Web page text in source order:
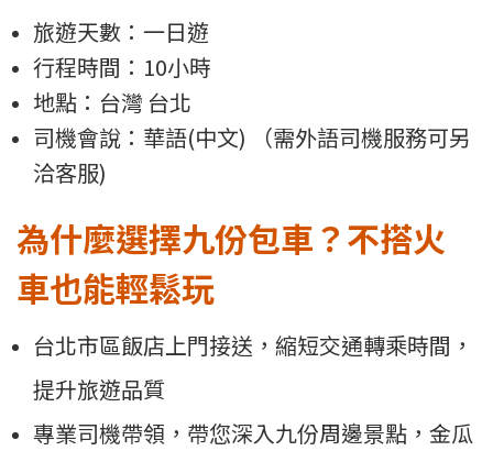
旅遊天數：一日遊
行程時間：10小時
地點：台灣 台北
司機會說：華語(中文) （需外語司機服務可另
洽客服)
為什麼選擇九份包車？不搭火
車也能輕鬆玩
台北市區飯店上門接送，縮短交通轉乘時間，
提升旅遊品質
專業司機帶領，帶您深入九份周邊景點，金瓜